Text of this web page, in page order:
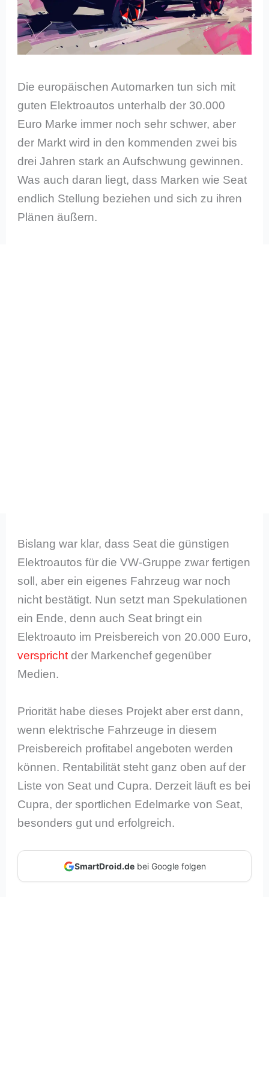
Die europäischen Automarken tun sich mit
guten Elektroautos unterhalb der 30.000
Euro Marke immer noch sehr schwer, aber
der Markt wird in den kommenden zwei bis
drei Jahren stark an Aufschwung gewinnen.
Was auch daran liegt, dass Marken wie Seat
endlich Stellung beziehen und sich zu ihren
Plänen äußern.
Bislang war klar, dass Seat die günstigen
Elektroautos für die VW-Gruppe zwar fertigen
soll, aber ein eigenes Fahrzeug war noch
nicht bestätigt. Nun setzt man Spekulationen
ein Ende, denn auch Seat bringt ein
Elektroauto im Preisbereich von 20.000 Euro,
versprichtder Markenchef gegenüber
Medien.
Priorität habe dieses Projekt aber erst dann,
wenn elektrische Fahrzeuge in diesem
Preisbereich profitabel angeboten werden
können. Rentabilität steht ganz oben auf der
Liste von Seat und Cupra. Derzeit läuft es bei
Cupra, der sportlichen Edelmarke von Seat,
besonders gut und erfolgreich.
SmartDroid.debei Google folgen